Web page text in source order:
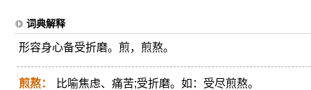
词典解释
形容身心备受折磨。煎，煎熬。
煎熬： 比喻焦虑、痛苦;受折磨。如：受尽煎熬。